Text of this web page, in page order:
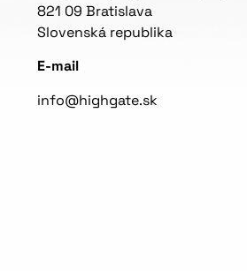
821 09 Bratislava
Slovenská republika
E-mail
info@highgate.sk